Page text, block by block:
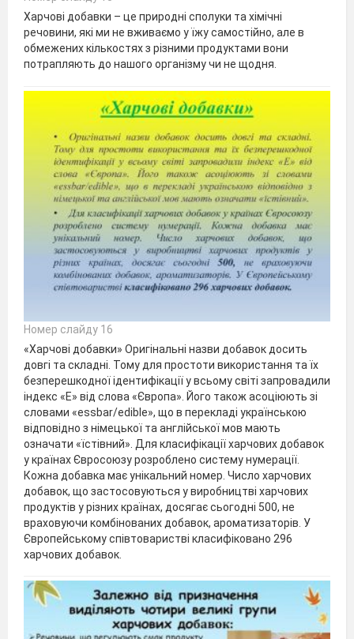
Харчові добавки – це природні сполуки та хімічні
речовини, які ми не вживаємо у їжу самостійно, але в
обмежених кількостях з різними продуктами вони
потрапляють до нашого організму чи не щодня.
Номер слайду 16
«Харчові добавки» Оригінальні назви добавок досить
довгі та складні. Тому для простоти використання та їх
безперешкодної ідентифікації у всьому світі запровадили
індекс «Е» від слова «Європа». Його також асоціюють зі
словами «essbar/еdible», що в перекладі українською
відповідно з німецької та англійської мов мають
означати «їстівний». Для класифікації харчових добавок
у країнах Євросоюзу розроблено систему нумерації.
Кожна добавка має унікальний номер. Число харчових
добавок, що застосовуються у виробництві харчових
продуктів у різних країнах, досягає сьогодні 500, не
враховуючи комбінованих добавок, ароматизаторів. У
Європейському співтоваристві класифіковано 296
харчових добавок.